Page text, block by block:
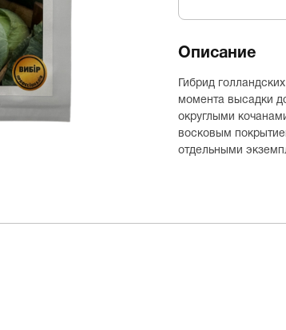
Описание
Гибрид
момента высадки
округлыми
восковым
отдельными